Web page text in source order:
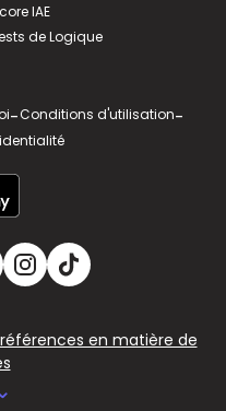
IAE
de Logique
-Conditions d'utilisation-
en matière de